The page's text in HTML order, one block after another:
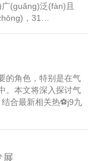
(guǎng)泛(fàn)且
，31…
的角色，特别是在气
。本文将深入探讨气
合最新相关热⚽️j9九
展